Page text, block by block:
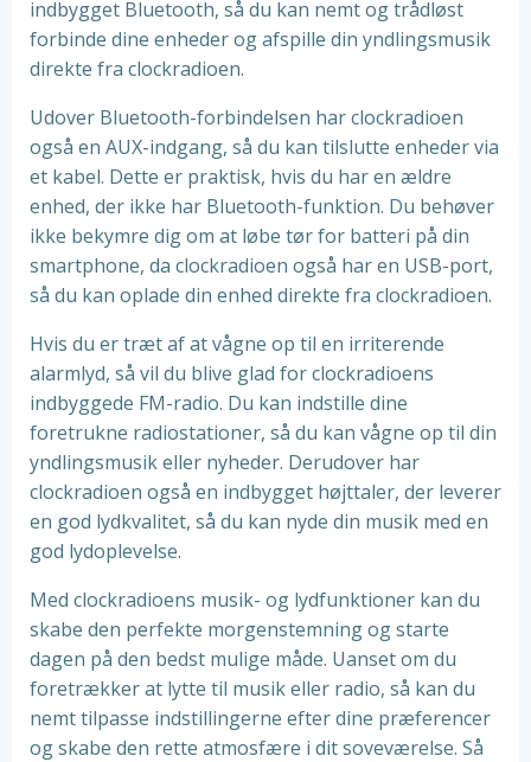
indbygget Bluetooth, så du kan nemt og trådløst
forbinde dine enheder og afspille din yndlingsmusik
direkte fra clockradioen.
Udover Bluetooth-forbindelsen har clockradioen
også en AUX-indgang, så du kan tilslutte enheder via
et kabel. Dette er praktisk, hvis du har en ældre
enhed, der ikke har Bluetooth-funktion. Du behøver
ikke bekymre dig om at løbe tør for batteri på din
smartphone, da clockradioen også har en USB-port,
så du kan oplade din enhed direkte fra clockradioen.
Hvis du er træt af at vågne op til en irriterende
alarmlyd, så vil du blive glad for clockradioens
indbyggede FM-radio. Du kan indstille dine
foretrukne radiostationer, så du kan vågne op til din
yndlingsmusik eller nyheder. Derudover har
clockradioen også en indbygget højttaler, der leverer
en god lydkvalitet, så du kan nyde din musik med en
god lydoplevelse.
Med clockradioens musik- og lydfunktioner kan du
skabe den perfekte morgenstemning og starte
dagen på den bedst mulige måde. Uanset om du
foretrækker at lytte til musik eller radio, så kan du
nemt tilpasse indstillingerne efter dine præferencer
og skabe den rette atmosfære i dit soveværelse. Så